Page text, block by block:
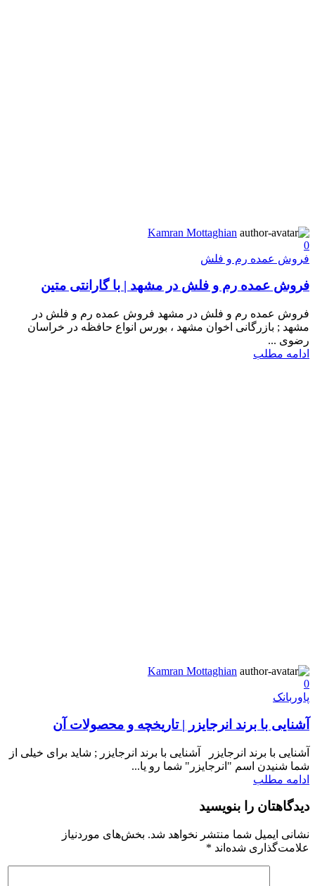
Kamran Mottaghian
0
فروش عمده رم و فلش
فروش عمده رم و فلش در مشهد | با گارانتی متین
فروش عمده رم و فلش در مشهد فروش عمده رم و فلش در
مشهد ; بازرگانی اخوان مشهد ، بورس انواع حافظه در خراسان
رضوی ...
ادامه مطلب
Kamran Mottaghian
0
پاوربانک
آشنایی با برند انرجایزر | تاریخچه و محصولات آن
آشنایی با برند انرجایزر آشنایی با برند انرجایزر ; شاید برای خیلی از
شما شنیدن اسم "انرجایزر" شما رو یا...
ادامه مطلب
دیدگاهتان را بنویسید
نشانی ایمیل شما منتشر نخواهد شد. بخش‌های موردنیاز
علامت‌گذاری شده‌اند *